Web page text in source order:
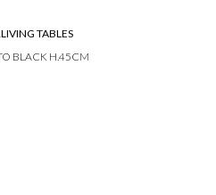
TABLES
BLACK H.45CM